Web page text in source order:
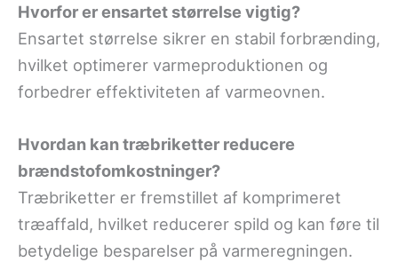
Hvorfor er ensartet størrelse vigtig?
Ensartet størrelse sikrer en stabil forbrænding,
hvilket optimerer varmeproduktionen og
forbedrer effektiviteten af varmeovnen.
Hvordan kan træbriketter reducere
brændstofomkostninger?
Træbriketter er fremstillet af komprimeret
træaffald, hvilket reducerer spild og kan føre til
betydelige besparelser på varmeregningen.